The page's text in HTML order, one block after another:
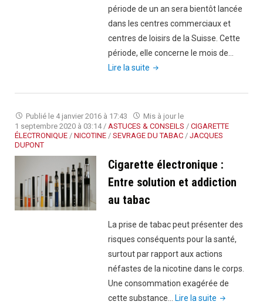
période de un an sera bientôt lancée
dans les centres commerciaux et
centres de loisirs de la Suisse. Cette
période, elle concerne le mois de…
Lire la suite "Fumeurs
fumeuses,
découvrez
les
résultats
20
ans
de
sur
votre
visage"
Publié le 4 janvier 2016 à 17:43
Mis à jour le
1 septembre 2020 à 03:14 / ASTUCES & CONSEILS / CIGARETTE
ÉLECTRONIQUE / NICOTINE / SEVRAGE DU TABAC / JACQUES
DUPONT
Cigarette électronique :
Entre solution et addiction
au tabac
La prise de tabac peut présenter des
risques conséquents pour la santé,
surtout par rapport aux actions
néfastes de la nicotine dans le corps.
Une consommation exagérée de
cette substance…
Lire la suite "Cigarette